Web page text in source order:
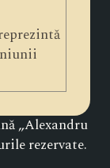
„Alexandru
rezervate.